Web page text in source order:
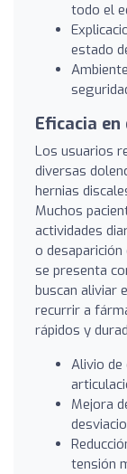
todo el
estado
Eficacia
Los usuarios
diversas
hernias
Muchos
actividades
o
se presenta
buscan aliviar
recurrir a
rápidos y
Alivio de
Mejora
tensión